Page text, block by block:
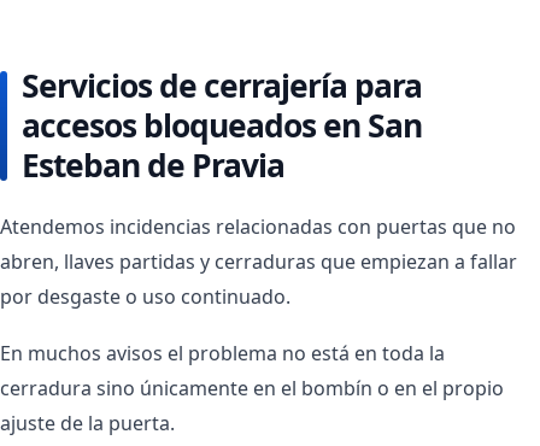
Servicios de cerrajería para
accesos bloqueados en San
Esteban de Pravia
Atendemos incidencias relacionadas con puertas que no
abren, llaves partidas y cerraduras que empiezan a fallar
por desgaste o uso continuado.
En muchos avisos el problema no está en toda la
cerradura sino únicamente en el bombín o en el propio
ajuste de la puerta.